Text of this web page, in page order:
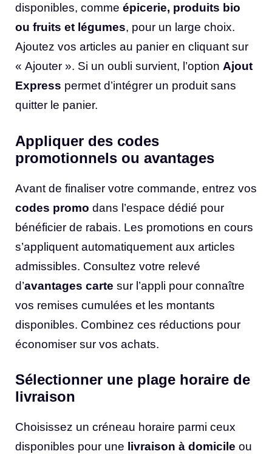
disponibles, comme épicerie, produits bio
ou fruits et légumes, pour un large choix.
Ajoutez vos articles au panier en cliquant sur
« Ajouter ». Si un oubli survient, l’option Ajout
Express permet d’intégrer un produit sans
quitter le panier.
Appliquer des codes
promotionnels ou avantages
Avant de finaliser votre commande, entrez vos
codes promo dans l’espace dédié pour
bénéficier de rabais. Les promotions en cours
s’appliquent automatiquement aux articles
admissibles. Consultez votre relevé
d’avantages carte sur l’appli pour connaître
vos remises cumulées et les montants
disponibles. Combinez ces réductions pour
économiser sur vos achats.
Sélectionner une plage horaire de
livraison
Choisissez un créneau horaire parmi ceux
disponibles pour une livraison à domicile ou